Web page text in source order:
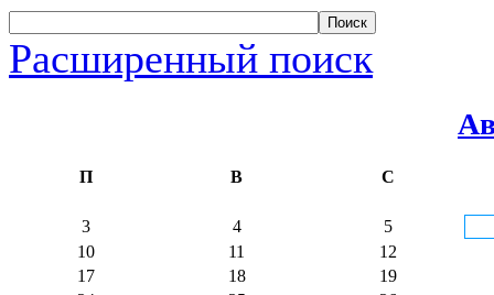
Расширенный поиск
П В С
3 4
5
10
11
12
17
18
19